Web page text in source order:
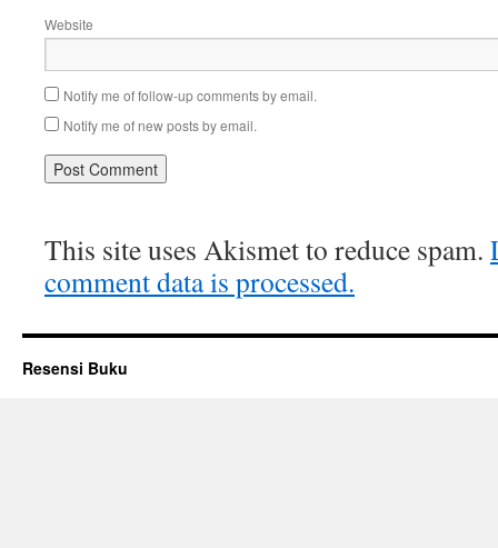
Website
Notify me of follow-up comments by email.
Notify me of new posts by email.
This site uses Akismet to reduce spam.
comment data is processed.
Resensi Buku